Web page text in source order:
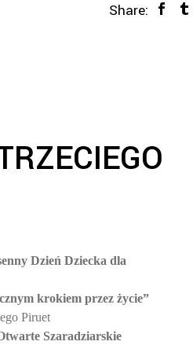
Share:
Dzień Dziecka dla
krokiem przez życie”
Piruet
Szaradziarskie